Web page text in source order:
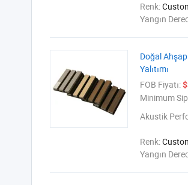
Renk:
Yangın
Doğal
Yalıtımı
FOB Fiyatı:
Minimum
Akustik
Renk:
Yangın